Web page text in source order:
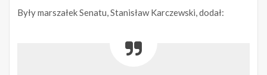
Były marszałek Senatu, Stanisław Karczewski, dodał: